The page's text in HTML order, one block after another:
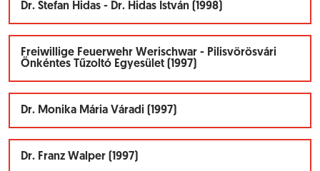
Dr. Stefan Hidas - Dr. Hidas István (1998)
Freiwillige Feuerwehr Werischwar - Pilisvörösvári
Önkéntes Tűzoltó Egyesület (1997)
Dr. Monika Mária Váradi (1997)
Dr. Franz Walper (1997)